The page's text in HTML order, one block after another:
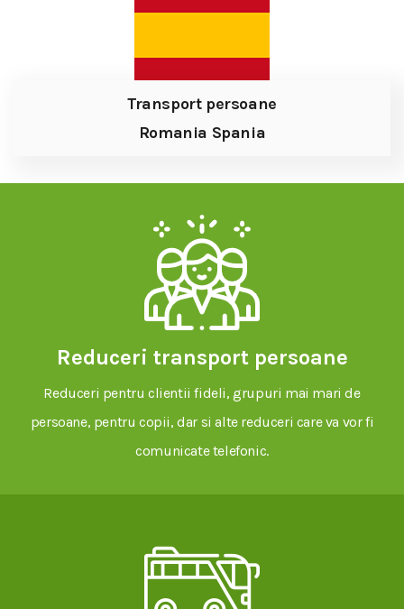
Transport persoane
Romania Spania
Reduceri transport persoane
Reduceri pentru clientii fideli, grupuri mai mari de
persoane, pentru copii, dar si alte reduceri care va vor fi
comunicate telefonic.